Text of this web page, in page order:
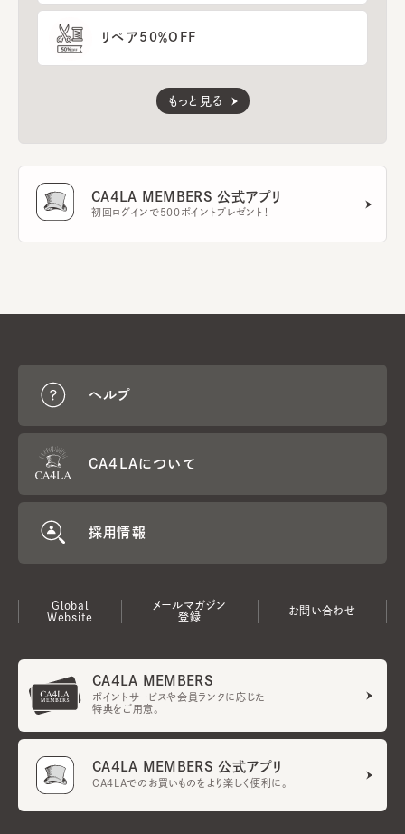
リペア50％OFF
もっと見る
CA4LA MEMBERS 公式アプリ
初回ログインで500ポイントプレゼント！
ヘルプ
CA4LAについて
採用情報
Global
Website
メールマガジン
登録
お問い合わせ
CA4LA MEMBERS
ポイントサービスや会員ランクに応じた
特典をご用意。
CA4LA MEMBERS 公式アプリ
CA4LAでのお買いものをより楽しく便利に。